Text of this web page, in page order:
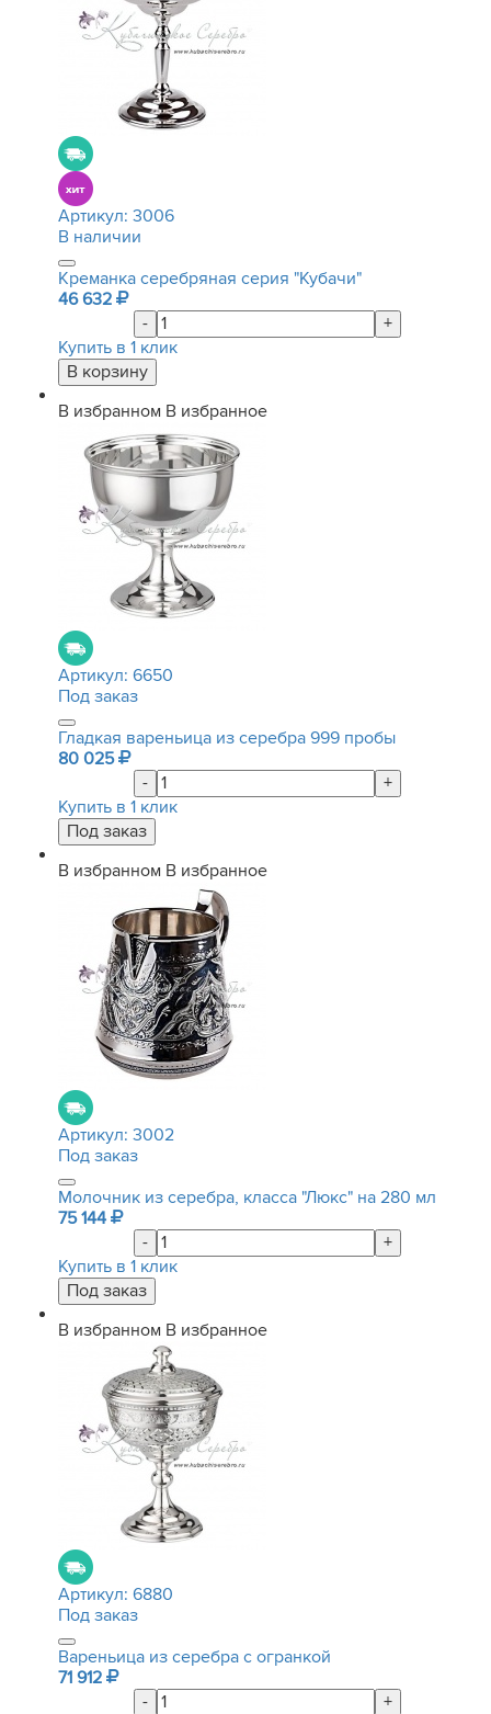
Артикул: 3006
В наличии
Креманка серебряная серия "Кубачи"
46 632
-
+
Купить в 1 клик
В избранном В избранное
Артикул: 6650
Под заказ
Гладкая вареньица из серебра 999 пробы
80 025
-
+
Купить в 1 клик
В избранном В избранное
Артикул: 3002
Под заказ
Молочник из серебра, класса "Люкс" на 280 мл
75 144
-
+
Купить в 1 клик
В избранном В избранное
Артикул: 6880
Под заказ
Вареньица из серебра с огранкой
71 912
-
+